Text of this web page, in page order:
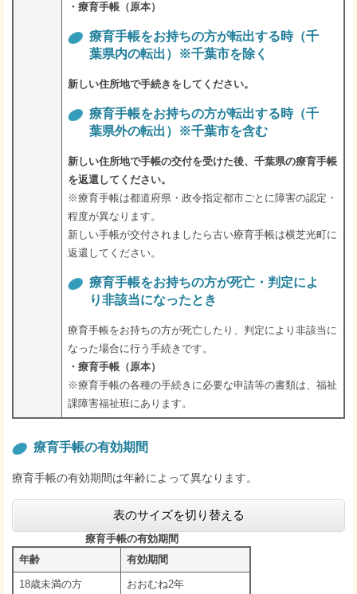
・療育手帳（原本）
療育手帳をお持ちの方が転出する時（千
葉県内の転出）※千葉市を除く
新しい住所地で手続きをしてください。
療育手帳をお持ちの方が転出する時（千
葉県外の転出）※千葉市を含む
新しい住所地で手帳の交付を受けた後、千葉県の療育手帳
を返還してください。
※療育手帳は都道府県・政令指定都市ごとに障害の認定・
程度が異なります。
新しい手帳が交付されましたら古い療育手帳は横芝光町に
返還してください。
療育手帳をお持ちの方が死亡・判定によ
り非該当になったとき
療育手帳をお持ちの方が死亡したり、判定により非該当に
なった場合に行う手続きです。
・療育手帳（原本）
※療育手帳の各種の手続きに必要な申請等の書類は、福祉
課障害福祉班にあります。
療育手帳の有効期間
療育手帳の有効期間は年齢によって異なります。
表のサイズを切り替える
療育手帳の有効期間
年齢
有効期間
18歳未満の方 おおむね2年